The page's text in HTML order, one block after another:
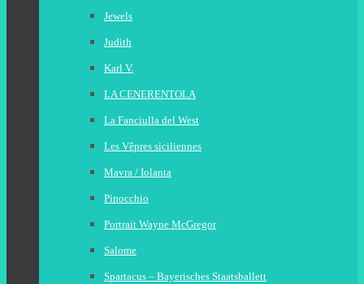
Jewels
Judith
Karl V.
LA CENERENTOLA
La Fanciulla del West
Les Vêpres siciliennes
Mavra / Iolanta
Pinocchio
Portrait Wayne McGregor
Salome
Spartacus – Bayerisches Staatsballett